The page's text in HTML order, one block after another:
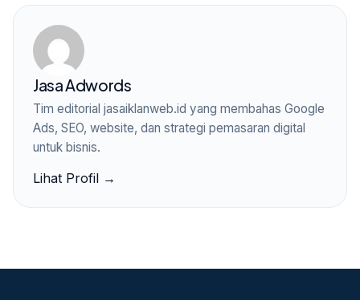
Jasa Adwords
Tim editorial jasaiklanweb.id yang membahas Google
Ads, SEO, website, dan strategi pemasaran digital
untuk bisnis.
Lihat Profil →